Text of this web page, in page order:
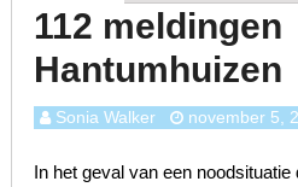
112 meldingen
Hantumhuizen
Sonia Walker november 5,
In het geval van een noodsituatie